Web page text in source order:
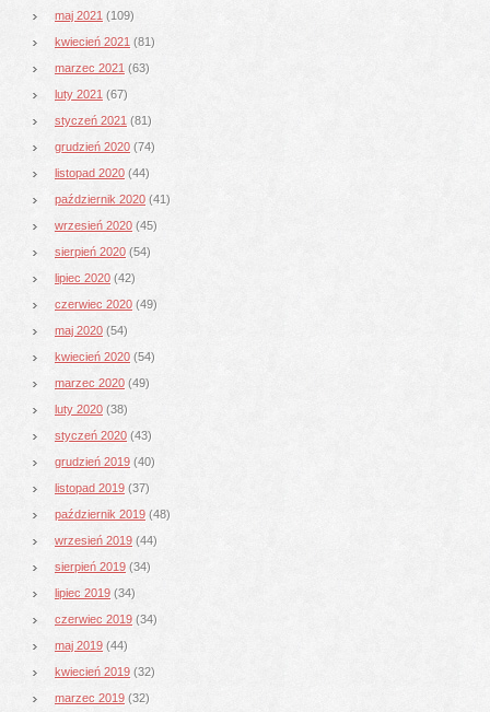
maj 2021 (109)
kwiecień 2021 (81)
marzec 2021 (63)
luty 2021 (67)
styczeń 2021 (81)
grudzień 2020 (74)
listopad 2020 (44)
październik 2020 (41)
wrzesień 2020 (45)
sierpień 2020 (54)
lipiec 2020 (42)
czerwiec 2020 (49)
maj 2020 (54)
kwiecień 2020 (54)
marzec 2020 (49)
luty 2020 (38)
styczeń 2020 (43)
grudzień 2019 (40)
listopad 2019 (37)
październik 2019 (48)
wrzesień 2019 (44)
sierpień 2019 (34)
lipiec 2019 (34)
czerwiec 2019 (34)
maj 2019 (44)
kwiecień 2019 (32)
marzec 2019 (32)